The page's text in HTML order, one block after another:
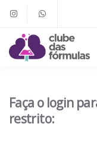
Faça o login
restrito: